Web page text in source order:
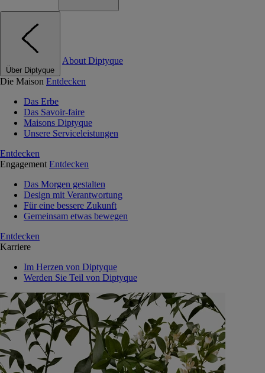
Über Diptyque
About Diptyque
Die Maison Entdecken
Das Erbe
Das Savoir-faire
Maisons Diptyque
Unsere Serviceleistungen
Entdecken
Engagement Entdecken
Das Morgen gestalten
Design mit Verantwortung
Für eine bessere Zukunft
Gemeinsam etwas bewegen
Entdecken
Karriere
Im Herzen von Diptyque
Werden Sie Teil von Diptyque